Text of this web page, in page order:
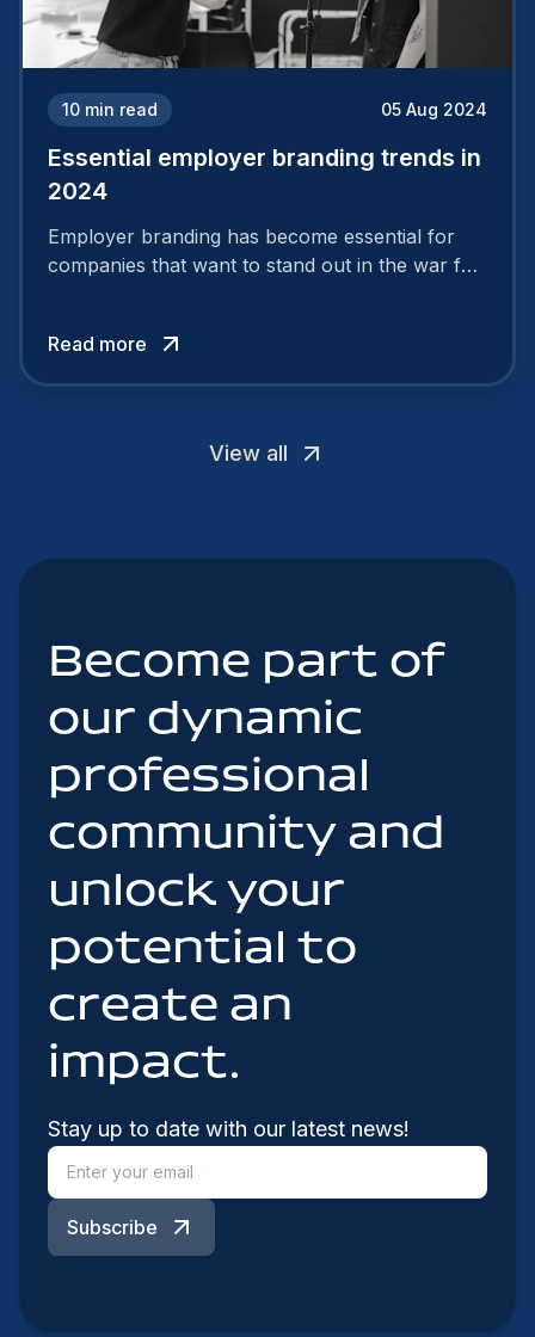
10 min read 05 Aug 2024
Essential employer branding trends in
2024
Employer branding has become essential for
companies that want to stand out in the war for
attract the best profiles.
Read more
View all
Become part of
our dynamic
professional
community and
unlock your
potential to
create an
impact.
Stay up to date with our latest news!
Subscribe